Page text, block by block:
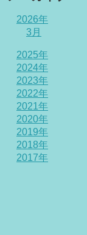
2026年
3月
2025年
2024年
2023年
2022年
2021年
2020年
2019年
2018年
2017年